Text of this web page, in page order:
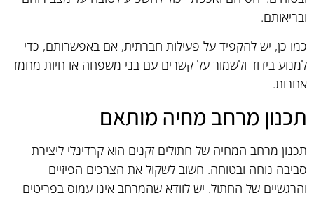
ובריאותם.
כמו כן, יש להקפיד על פעילות חברתית, אם באפשרותם, כדי
למנוע בידוד ולשמור על קשרים עם בני משפחה או חיות מחמד
אחרות.
תכנון מרחב מחיה מותאם
תכנון מרחב המחיה של חתולים זקנים הוא קרדינלי ליצירת
סביבה נוחה ובטוחה. חשוב לשקול את הצרכים הפיזיים
והרגשיים של החתול. יש לוודא שהמרחב אינו עמוס בפריטים